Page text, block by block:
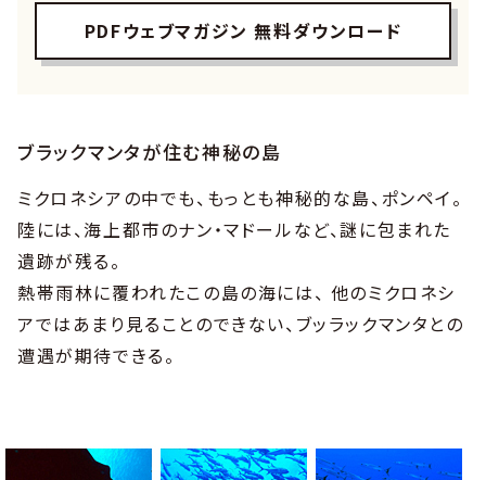
PDFウェブマガジン 無料ダウンロード
ブラックマンタが住む神秘の島
ミクロネシアの中でも、もっとも神秘的な島、ポンペイ。
陸には、海上都市のナン・マドールなど、謎に包まれた
遺跡が残る。
熱帯雨林に覆われたこの島の海には、 他のミクロネシ
アではあまり見ることのできない、ブッラックマンタとの
遭遇が期待できる。